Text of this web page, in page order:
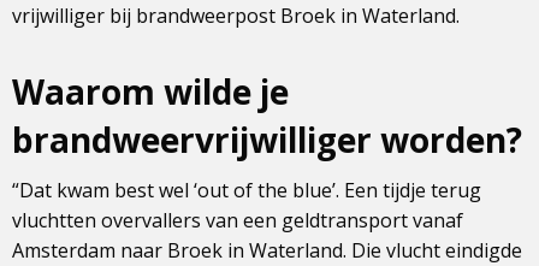
vrijwilliger bij brandweerpost Broek in Waterland.
Waarom wilde je
brandweervrijwilliger worden?
“Dat kwam best wel ‘out of the blue’. Een tijdje terug
vluchtten overvallers van een geldtransport vanaf
Amsterdam naar Broek in Waterland. Die vlucht eindigde